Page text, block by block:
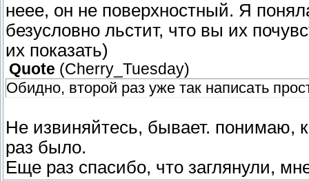
неее, он не поверхностный. Я
безусловно льстит, что вы их
их показать)
Quote (Cherry_Tuesday)
Обидно, второй раз уже так написать
Не извиняйтесь, бывает. понимаю,
раз было.
Еще раз спасибо, что заглянули,